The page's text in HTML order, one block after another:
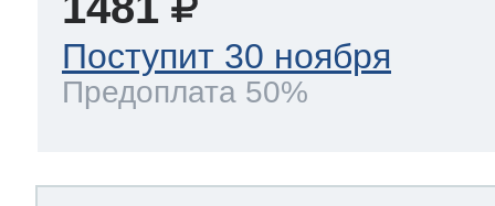
Поступит 30 ноября
Предоплата 50%